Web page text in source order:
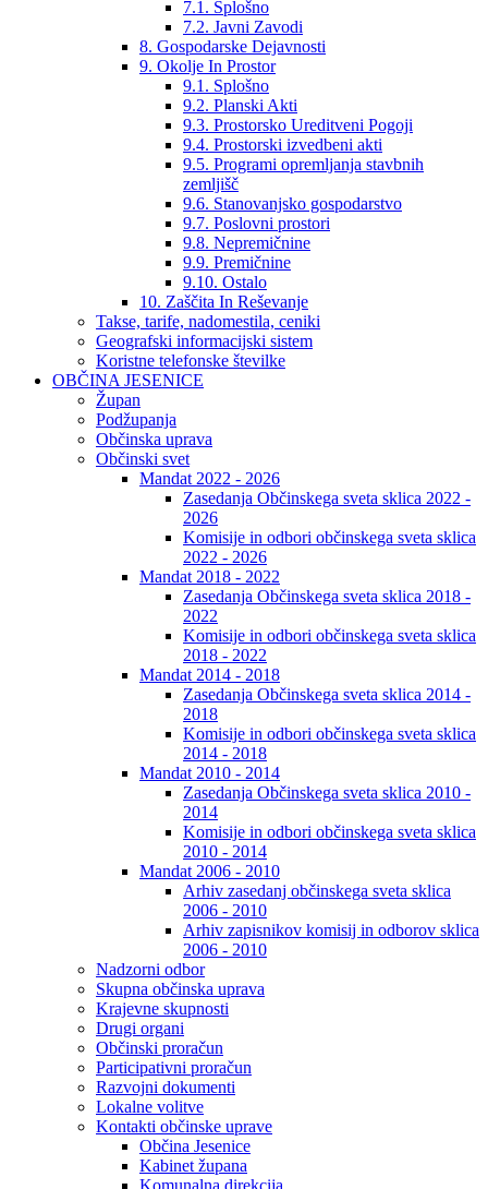
7.1. Splošno
7.2. Javni Zavodi
8. Gospodarske Dejavnosti
9. Okolje In Prostor
9.1. Splošno
9.2. Planski Akti
9.3. Prostorsko Ureditveni Pogoji
9.4. Prostorski izvedbeni akti
9.5. Programi opremljanja stavbnih
zemljišč
9.6. Stanovanjsko gospodarstvo
9.7. Poslovni prostori
9.8. Nepremičnine
9.9. Premičnine
9.10. Ostalo
10. Zaščita In Reševanje
Takse, tarife, nadomestila, ceniki
Geografski informacijski sistem
Koristne telefonske številke
OBČINA JESENICE
Župan
Podžupanja
Občinska uprava
Občinski svet
Mandat 2022 - 2026
Zasedanja Občinskega sveta sklica 2022 -
2026
Komisije in odbori občinskega sveta sklica
2022 - 2026
Mandat 2018 - 2022
Zasedanja Občinskega sveta sklica 2018 -
2022
Komisije in odbori občinskega sveta sklica
2018 - 2022
Mandat 2014 - 2018
Zasedanja Občinskega sveta sklica 2014 -
2018
Komisije in odbori občinskega sveta sklica
2014 - 2018
Mandat 2010 - 2014
Zasedanja Občinskega sveta sklica 2010 -
2014
Komisije in odbori občinskega sveta sklica
2010 - 2014
Mandat 2006 - 2010
Arhiv zasedanj občinskega sveta sklica
2006 - 2010
Arhiv zapisnikov komisij in odborov sklica
2006 - 2010
Nadzorni odbor
Skupna občinska uprava
Krajevne skupnosti
Drugi organi
Občinski proračun
Participativni proračun
Razvojni dokumenti
Lokalne volitve
Kontakti občinske uprave
Občina Jesenice
Kabinet župana
Komunalna direkcija